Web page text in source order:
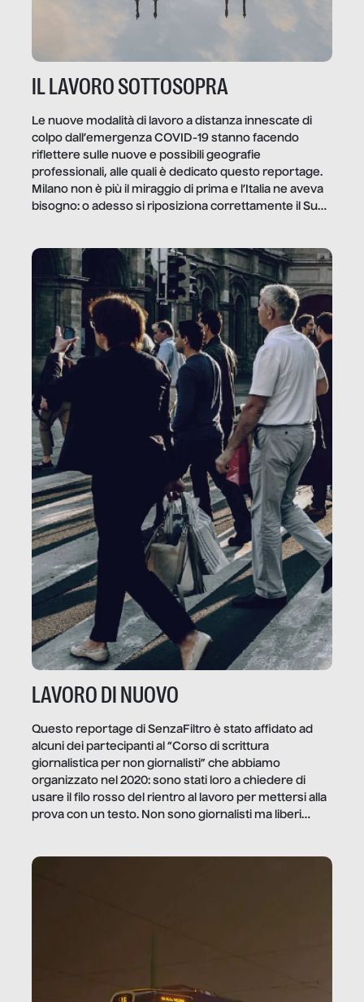
IL LAVORO SOTTOSOPRA
Le nuove modalità di lavoro a distanza innescate di
colpo dall’emergenza COVID-19 stanno facendo
riflettere sulle nuove e possibili geografie
professionali, alle quali è dedicato questo reportage.
Milano non è più il miraggio di prima e l’Italia ne aveva
bisogno: o adesso si riposiziona correttamente il Sud
LAVORO DI NUOVO
Questo reportage di SenzaFiltro è stato affidato ad
alcuni dei partecipanti al “Corso di scrittura
giornalistica per non giornalisti” che abbiamo
organizzato nel 2020: sono stati loro a chiedere di
usare il filo rosso del rientro al lavoro per mettersi alla
prova con un testo. Non sono giornalisti ma liberi